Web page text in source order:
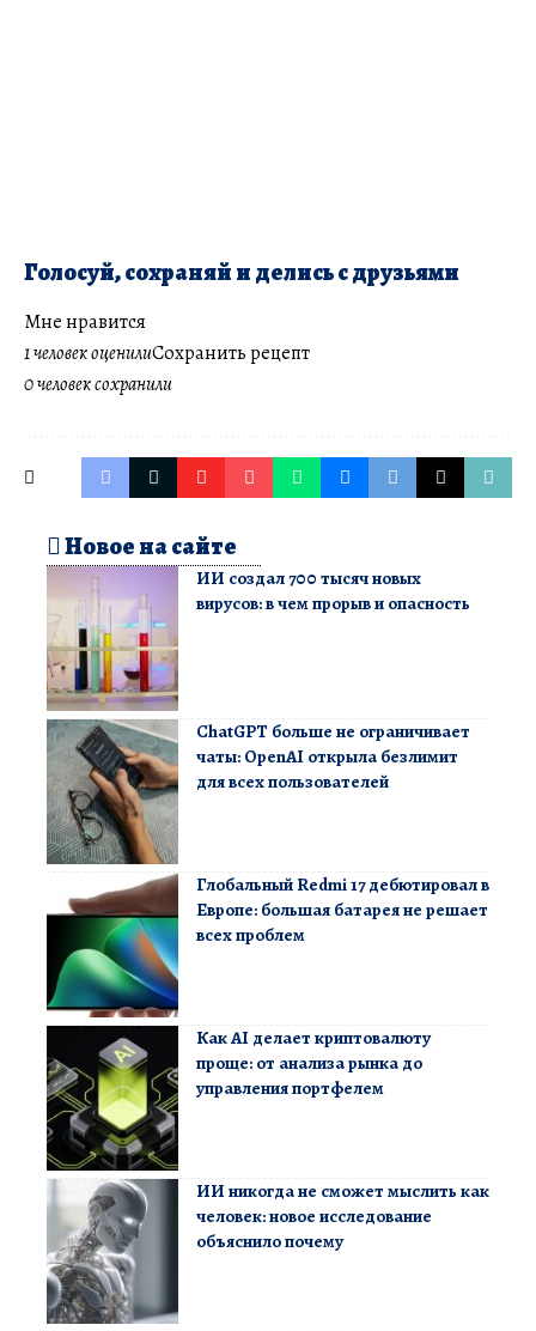
Голосуй, сохраняй и делись с друзьями
Мне нравится
1 человек оценилиСохранить рецепт
0 человек сохранили
Новое на сайте
ИИ создал 700 тысяч новых
вирусов: в чем прорыв и опасность
ChatGPT больше не ограничивает
чаты: OpenAI открыла безлимит
для всех пользователей
Глобальный Redmi 17 дебютировал в
Европе: большая батарея не решает
всех проблем
Как AI делает криптовалюту
проще: от анализа рынка до
управления портфелем
ИИ никогда не сможет мыслить как
человек: новое исследование
объяснило почему